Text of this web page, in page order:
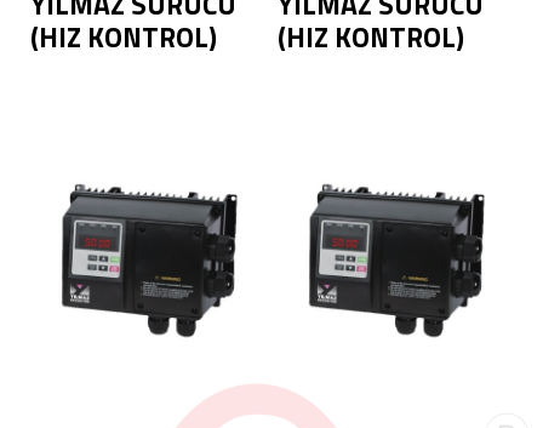
(HIZ KONTROL) (HIZ KONTROL)